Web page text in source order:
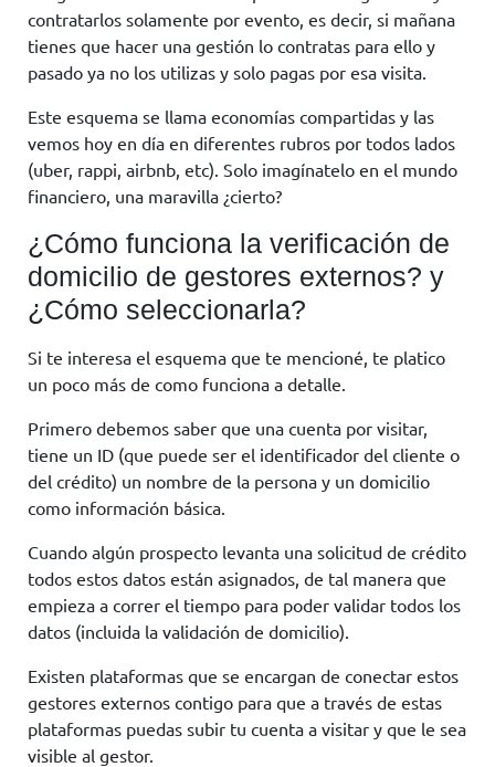
contratarlos solamente por evento, es decir, si mañana
tienes que hacer una gestión lo contratas para ello y
pasado ya no los utilizas y solo pagas por esa visita.
Este esquema se llama economías compartidas y las
vemos hoy en día en diferentes rubros por todos lados
(uber, rappi, airbnb, etc). Solo imagínatelo en el mundo
financiero, una maravilla ¿cierto?
¿Cómo funciona la verificación de
domicilio de gestores externos? y
¿Cómo seleccionarla?
Si te interesa el esquema que te mencioné, te platico
un poco más de como funciona a detalle.
Primero debemos saber que una cuenta por visitar,
tiene un ID (que puede ser el identificador del cliente o
del crédito) un nombre de la persona y un domicilio
como información básica.
Cuando algún prospecto levanta una solicitud de crédito
todos estos datos están asignados, de tal manera que
empieza a correr el tiempo para poder validar todos los
datos (incluida la validación de domicilio).
Existen plataformas que se encargan de conectar estos
gestores externos contigo para que a través de estas
plataformas puedas subir tu cuenta a visitar y que le sea
visible al gestor.